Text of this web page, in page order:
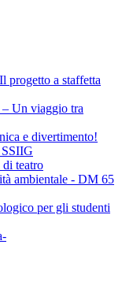
progetto a staffetta
– Un viaggio tra
e divertimento!
di teatro
ambientale - DM 65
per gli studenti